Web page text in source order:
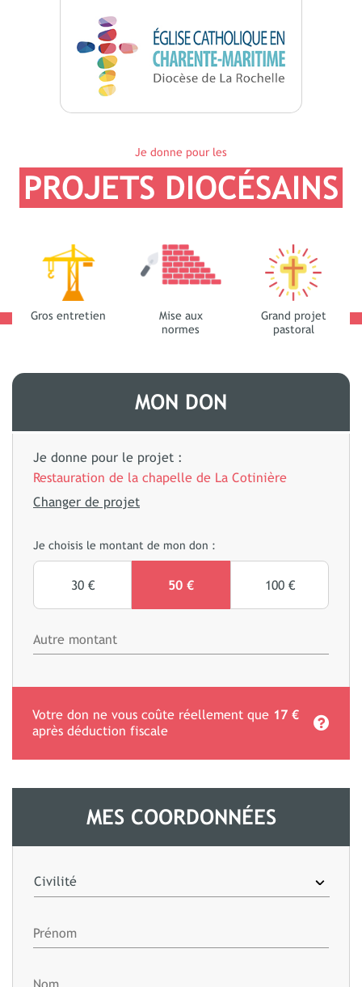
Je donne pour les
PROJETS DIOCÉSAINS
Gros entretien
Mise aux
normes
Grand projet
pastoral
MON DON
Je donne pour le projet :
Restauration de la chapelle de La Cotinière
Changer de projet
Je choisis le montant de mon don :
30 € 50 € 100 €
Votre don ne vous coûte réellement que 17 €
après déduction fiscale
MES COORDONNÉES